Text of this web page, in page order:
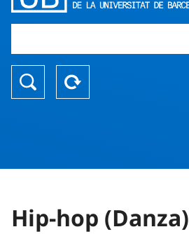
Hip-hop (Danza)